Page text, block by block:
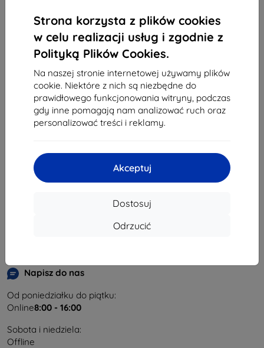
Strona korzysta z plików cookies
w celu realizacji usług i zgodnie z
Polityką Plików Cookies.
Na naszej stronie internetowej używamy plików
cookie. Niektóre z nich są niezbędne do
prawidłowego funkcjonowania witryny, podczas
gdy inne pomagają nam analizować ruch oraz
personalizować treści i reklamy.
Akceptuj
Dostosuj
Odrzucić
Shield-Sk s.r.o.
841 04 Bratislava
REGON:
SK2023549671
Napisz do nas
Od poniedziałku do piątku:
Online8:00 - 16:00
Sobota i niedziela:
Offline